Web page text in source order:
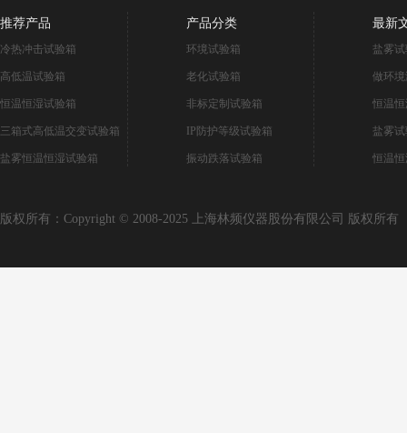
推荐产品
冷热冲击试验箱
高低温试验箱
恒温恒湿试验箱
三箱式高低温交变试验箱
盐雾恒温恒湿试验箱
产品分类
环境试验箱
老化试验箱
非标定制试验箱
IP防护等级试验箱
振动跌落试验箱
最新
盐雾
做环
恒温
盐雾
恒温
版权所有：Copyright © 2008-2025 上海林频仪器股份有限公司 版权所有